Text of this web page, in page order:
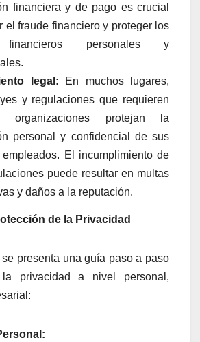
financiera y de pago es crucial
el fraude financiero y proteger los
financieros personales y
legal: En muchos lugares,
y regulaciones que requieren
protejan la
personal y confidencial de sus
El incumplimiento de
puede resultar en multas
y daños a la reputación.
de la Privacidad
presenta una guía paso a paso
privacidad a nivel personal,